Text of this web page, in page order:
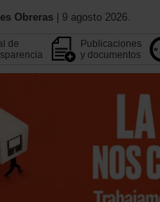
Obreras | 9 agosto 2026.
de
Publicaciones
y documentos